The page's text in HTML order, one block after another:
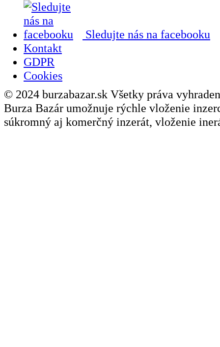
Sledujte nás na facebooku
Kontakt
GDPR
Cookies
© 2024 burzabazar.sk Všetky práva
Burza Bazár umožnuje rýchle vloženie
súkromný aj komerčný inzerát, vloženie